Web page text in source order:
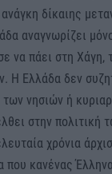
δίκαιης
αναγνωρίζει
να πάει στη Χάγη,
Η Ελλάδα δεν
των νησιών ή
στην πολιτική
χρόνια
που κανένας